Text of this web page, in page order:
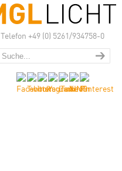
Telefon +49 (0) 5261/934758-0